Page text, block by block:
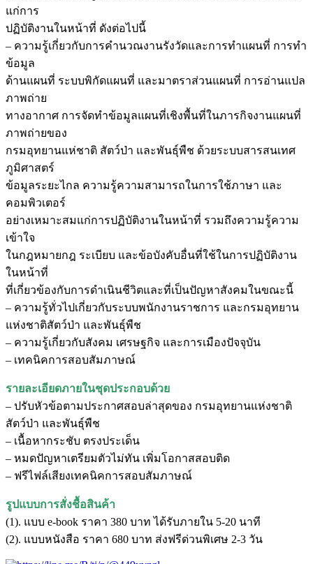
แก่การ
ปฏิบัติงานในหน้าที่ ดังต่อไปนี้
– ความรู้เกี่ยวกับการคำนวณงานรังวัดและการทำแผนที่ การทำ
ข้อมูล
ด้านแผนที่ ระบบพิกัดแผนที่ และมาตราส่วนแผนที่ การอ่านแปล
ภาพถ่าย
ทางอากาศ การจัดทำข้อมูลแผนที่เชิงพื้นที่ในภารกิจงานแผนที่
ภาพถ่ายของ
กรมอุทยานแห่ชาติ สัตว์ป่า และพันธุ์พืช ด้วยระบบสารสนเทศ
ภูมิศาสตร์
ข้อมูลระยะไกล ความรู้ความสามารถในการใช้ภาษา และ
คอมพิวเตอร์
อย่างเหมาะสมแก่การปฏิบัติงานในหน้าที่ รวมถึงความรู้ความ
เข้าใจ
ในกฎหมายกฎ ระเบียบ และข้อบังคับอื่นที่ใช้ในการปฏิบัติงาน
ในหน้าที่
ที่เกี่ยวข้องกับการดำเนินชีวิตและที่เป็นปัญหาสังคมในขณะนี้
– ความรู้ทั่วไปเกี่ยวกับระบบพนักงานราชการ และกรมอุทยาน
แห่งชาติสัตว์ป่า และพันธุ์พืช
– ความรู้เกี่ยวกับสังคม เศรษฐกิจ และการเมืองปัจจุบัน
– เทคนิคการสอบสัมภาษณ์
รายละเอียดภายในชุดประกอบด้วย
– ปรับหัวข้อตามประกาศสอบล่าสุดของ กรมอุทยานแห่งชาติ
สัตว์ป่า และพันธุ์พืช
– เนื้อหากระชับ ตรงประเด็น
– หมดปัญหาเตรียมตัวไม่ทัน เพิ่มโอกาสสอบติด
– ฟรีไฟล์เสียงเทคนิคการสอบสัมภาษณ์
รูปแบบการสั่งชื้อสินค้า
(1). แบบ e-book ราคา 380 บาท ได้รับภายใน 5-20 นาที
(2). แบบหนังสือ ราคา 680 บาท ส่งฟรีด่วนพิเศษ 2-3 วัน